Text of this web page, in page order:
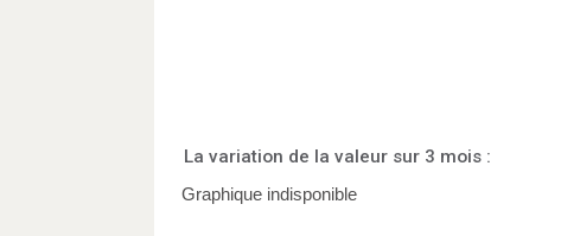
La variation de la valeur sur 3 mois :